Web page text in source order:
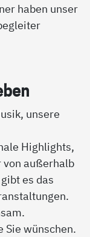
haben unser
unsere
Highlights,
von außerhalb
es das
Sie wünschen.